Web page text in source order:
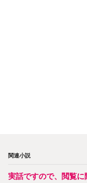
関連小説
実話ですので、閲覧に